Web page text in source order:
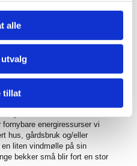
alle
tillat
lokal energi, lokal skog
lokale ressurser. Som
en bærekraftminister som
og bærekraft. På Ålmo er vi
vannkraft til ca 200
om vi evner å samarbeide!
energiressurser vi
hus, gårdsbruk og/eller
liten vindmølle på sin
bekker små blir fort en stor